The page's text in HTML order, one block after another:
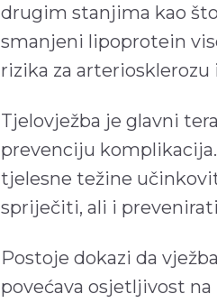
drugim stanjima kao
smanjeni lipoprotein
rizika za
Tjelovježba je glavni
prevenciju
tjelesne težine
spriječiti, ali i
Postoje dokazi da
povećava osjetljivost